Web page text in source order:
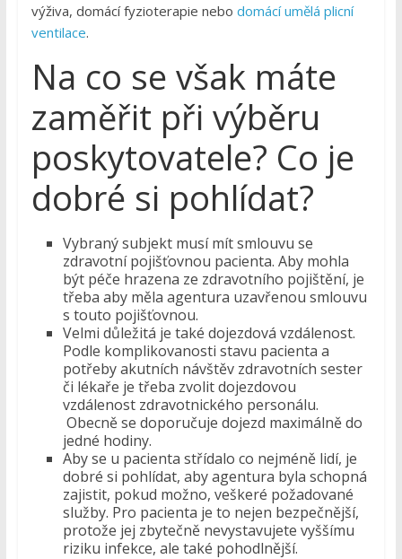
výživa, domácí fyzioterapie nebo domácí umělá plicní
ventilace.
Na co se však máte
zaměřit při výběru
poskytovatele? Co je
dobré si pohlídat?
Vybraný subjekt musí mít smlouvu se
zdravotní pojišťovnou pacienta. Aby mohla
být péče hrazena ze zdravotního pojištění, je
třeba aby měla agentura uzavřenou smlouvu
s touto pojišťovnou.
Velmi důležitá je také dojezdová vzdálenost.
Podle komplikovanosti stavu pacienta a
potřeby akutních návštěv zdravotních sester
či lékaře je třeba zvolit dojezdovou
vzdálenost zdravotnického personálu.
Obecně se doporučuje dojezd maximálně do
jedné hodiny.
Aby se u pacienta střídalo co nejméně lidí, je
dobré si pohlídat, aby agentura byla schopná
zajistit, pokud možno, veškeré požadované
služby. Pro pacienta je to nejen bezpečnější,
protože jej zbytečně nevystavujete vyššímu
riziku infekce, ale také pohodlnější.